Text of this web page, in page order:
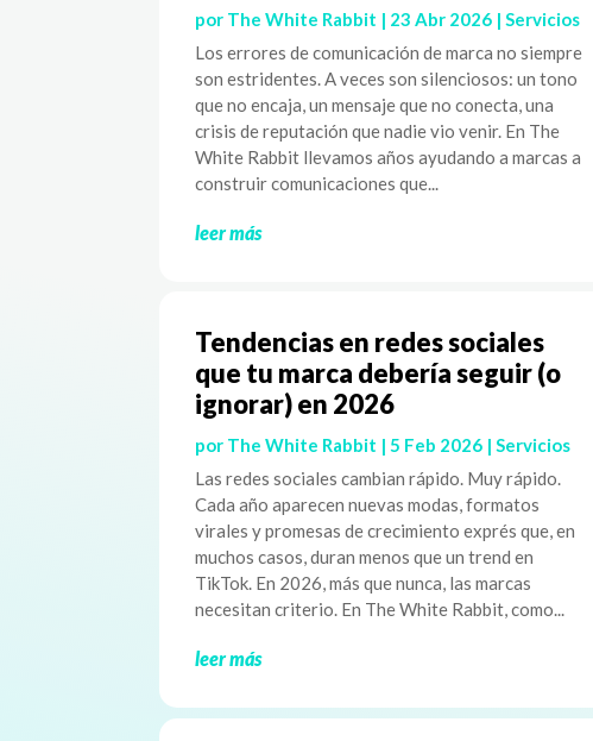
por The White Rabbit | 23 Abr 2026 |Servicios
Los errores de comunicación de marca no siempre
son estridentes. A veces son silenciosos: un tono
que no encaja, un mensaje que no conecta, una
crisis de reputación que nadie vio venir. En The
White Rabbit llevamos años ayudando a marcas a
construir comunicaciones que...
leer más
Tendencias en redes sociales
que tu marca debería seguir (o
ignorar) en 2026
por The White Rabbit |5 Feb 2026 |Servicios
Las redes sociales cambian rápido. Muy rápido.
Cada año aparecen nuevas modas, formatos
virales y promesas de crecimiento exprés que, en
muchos casos, duran menos que un trend en
TikTok. En 2026, más que nunca, las marcas
necesitan criterio. En The White Rabbit, como...
leer más